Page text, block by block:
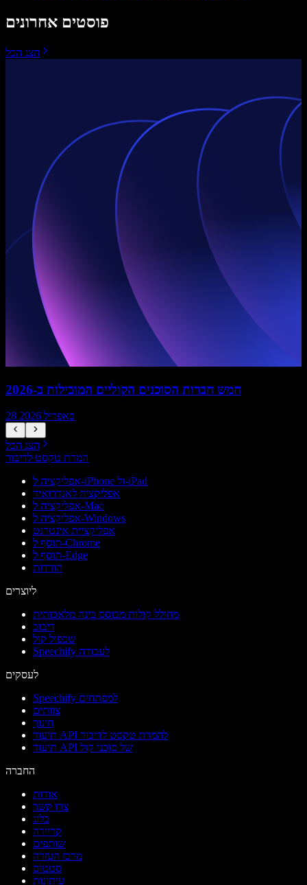
פוסטים אחרונים
הצג הכל
חמש חברות הסוכנים הקוליים המובילות ב-2026
28 באפריל 2026
הצג הכל
המרת טקסט לדיבור
אפליקציה ל-iPhone ול-iPad
אפליקציה לאנדרואיד
אפליקציה ל-Mac
אפליקציה ל-Windows
אפליקציית אינטרנט
תוסף ל-Chrome
תוסף ל-Edge
הורדות
ליוצרים
מחולל קולות מבוסס בינה מלאכותית
דיבוב
שכפול קול
Speechify לעבודה
לעסקים
Speechify למפתחים
צוותים
חינוך
תיעוד API להמרת טקסט לדיבור
תיעוד API של סוכני קול
החברה
אודות
צרו קשר
בלוג
קריירה
שותפים
מרכז העזרה
סטטוס
עיתונות